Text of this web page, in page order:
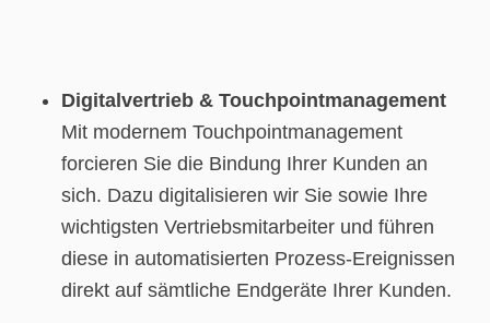
Digitalvertrieb & Touchpointmanagement
Mit modernem Touchpointmanagement
forcieren Sie die Bindung Ihrer Kunden an
sich. Dazu digitalisieren wir Sie sowie Ihre
wichtigsten Vertriebsmitarbeiter und führen
diese in automatisierten Prozess-Ereignissen
direkt auf sämtliche Endgeräte Ihrer Kunden.